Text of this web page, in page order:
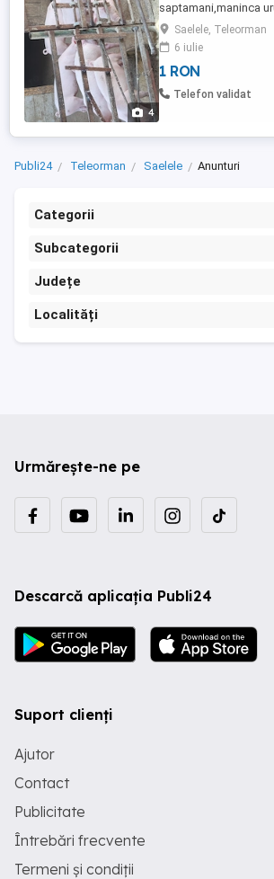
4
saptamani,maninca
cu landrace.pret
Saelele, Teleorman
6 iulie
1 RON
Telefon validat
Publi24 Teleorman Saelele Anunturi
Categorii
Subcategorii
Județe
Localități
Urmărește-ne pe
Descarcă aplicația Publi24
Suport clienți
Ajutor
Contact
Publicitate
Întrebări frecvente
Termeni și condiții